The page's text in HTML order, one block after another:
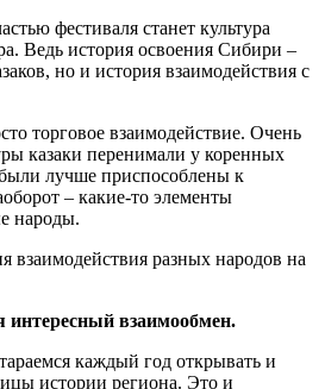
фестиваля станет культура
Ведь история освоения Сибири ‒
но и история взаимодействия с
торговое взаимодействие. Очень
казаки перенимали у коренных
лучше приспособлены к
‒ какие-то элементы
народы.
взаимодействия разных народов на
интересный взаимообмен.
каждый год открывать и
истории региона. Это и